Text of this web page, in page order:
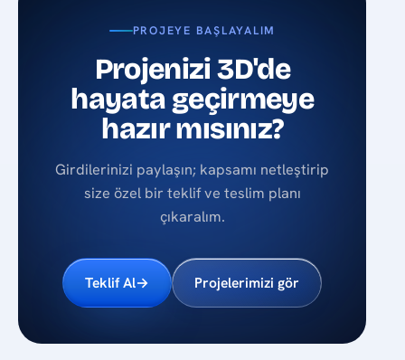
PROJEYE BAŞLAYALIM
Projenizi 3D'de
hayata geçirmeye
hazır mısınız?
Girdilerinizi paylaşın; kapsamı netleştirip
size özel bir teklif ve teslim planı
çıkaralım.
Teklif Al→ Projelerimizi gör